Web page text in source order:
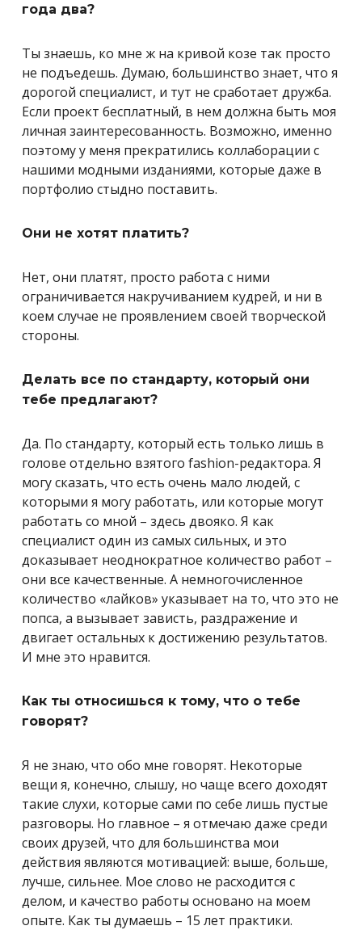
года два?
Ты знаешь, ко мне ж на кривой козе так просто
не подъедешь. Думаю, большинство знает, что я
дорогой специалист, и тут не сработает дружба.
Если проект бесплатный, в нем должна быть моя
личная заинтересованность. Возможно, именно
поэтому у меня прекратились коллаборации с
нашими модными изданиями, которые даже в
портфолио стыдно поставить.
Они не хотят платить?
Нет, они платят, просто работа с ними
ограничивается накручиванием кудрей, и ни в
коем случае не проявлением своей творческой
стороны.
Делать все по стандарту, который они
тебе предлагают?
Да. По стандарту, который есть только лишь в
голове отдельно взятого fashion-редактора. Я
могу сказать, что есть очень мало людей, с
которыми я могу работать, или которые могут
работать со мной – здесь двояко. Я как
специалист один из самых сильных, и это
доказывает неоднократное количество работ –
они все качественные. А немногочисленное
количество «лайков» указывает на то, что это не
попса, а вызывает зависть, раздражение и
двигает остальных к достижению результатов.
И мне это нравится.
Как ты относишься к тому, что о тебе
говорят?
Я не знаю, что обо мне говорят. Некоторые
вещи я, конечно, слышу, но чаще всего доходят
такие слухи, которые сами по себе лишь пустые
разговоры. Но главное – я отмечаю даже среди
своих друзей, что для большинства мои
действия являются мотивацией: выше, больше,
лучше, сильнее. Мое слово не расходится с
делом, и качество работы основано на моем
опыте. Как ты думаешь – 15 лет практики.